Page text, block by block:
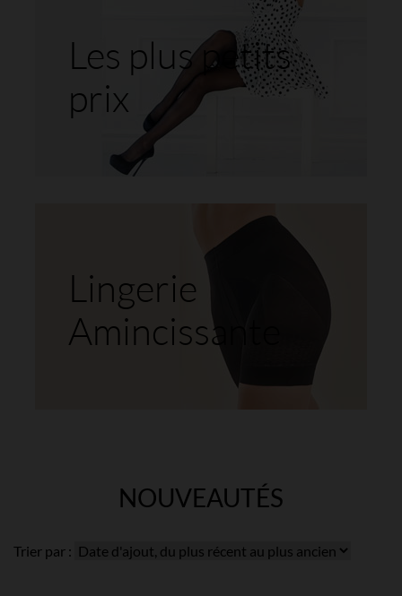
Les plus petits
prix
Lingerie
Amincissante
NOUVEAUTÉS
Trier par :